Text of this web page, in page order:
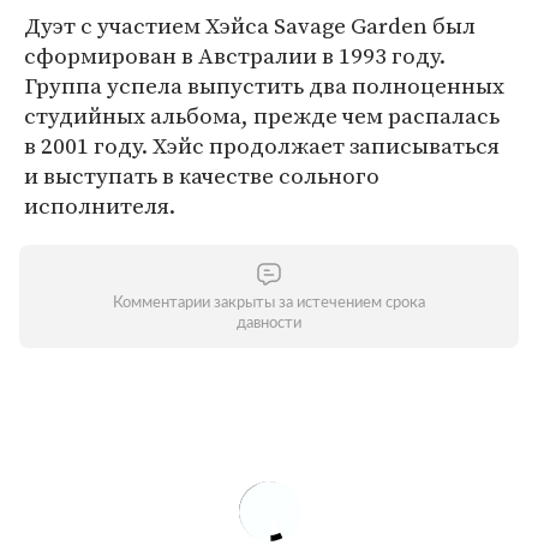
Дуэт с участием Хэйса Savage Garden был
сформирован в Австралии в 1993 году.
Группа успела выпустить два полноценных
студийных альбома, прежде чем распалась
в 2001 году. Хэйс продолжает записываться
и выступать в качестве сольного
исполнителя.
Комментарии закрыты за истечением срока
давности